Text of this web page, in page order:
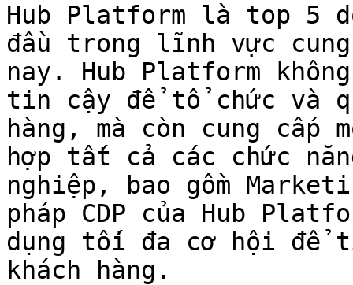
Hub Platform là top 5
đầu trong lĩnh vực
nay. Hub Platform
tin cậy để tổ chức và
hàng, mà còn cung
hợp tất cả các chức
nghiệp, bao gồm
pháp CDP của Hub
dụng tối đa cơ hội để
khách hàng.